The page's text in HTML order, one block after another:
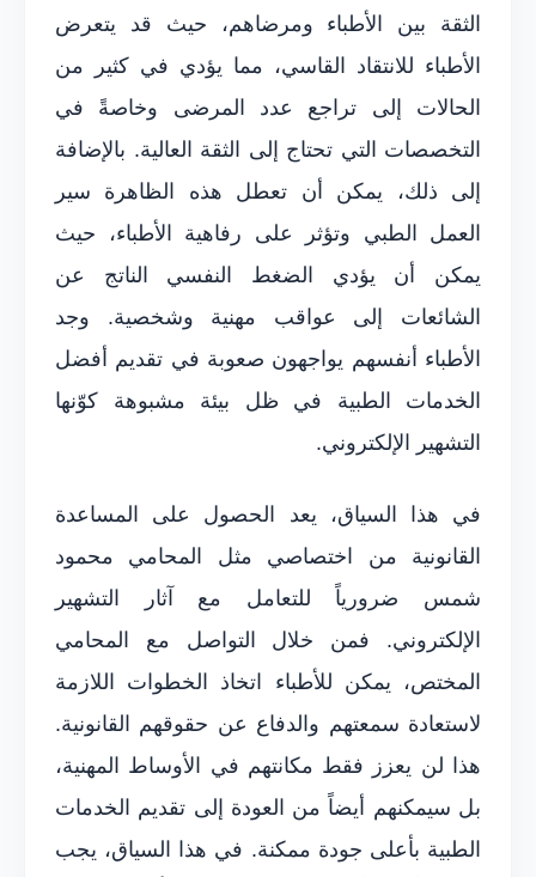
الثقة بين الأطباء ومرضاهم، حيث قد يتعرض
الأطباء للانتقاد القاسي، مما يؤدي في كثير من
الحالات إلى تراجع عدد المرضى وخاصةً في
التخصصات التي تحتاج إلى الثقة العالية. بالإضافة
إلى ذلك، يمكن أن تعطل هذه الظاهرة سير
العمل الطبي وتؤثر على رفاهية الأطباء، حيث
يمكن أن يؤدي الضغط النفسي الناتج عن
الشائعات إلى عواقب مهنية وشخصية. وجد
الأطباء أنفسهم يواجهون صعوبة في تقديم أفضل
الخدمات الطبية في ظل بيئة مشبوهة كوّنها
التشهير الإلكتروني.
في هذا السياق، يعد الحصول على المساعدة
القانونية من اختصاصي مثل المحامي محمود
شمس ضرورياً للتعامل مع آثار التشهير
الإلكتروني. فمن خلال التواصل مع المحامي
المختص، يمكن للأطباء اتخاذ الخطوات اللازمة
لاستعادة سمعتهم والدفاع عن حقوقهم القانونية.
هذا لن يعزز فقط مكانتهم في الأوساط المهنية،
بل سيمكنهم أيضاً من العودة إلى تقديم الخدمات
الطبية بأعلى جودة ممكنة. في هذا السياق، يجب